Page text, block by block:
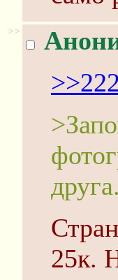
>>
25к.